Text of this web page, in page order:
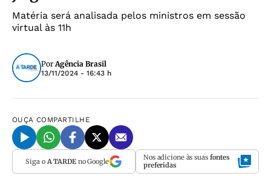
Matéria será analisada pelos ministros em sessão
virtual às 11h
PorAgência Brasil
13/11/2024 - 16:43 h
OUÇA COMPARTILHE
Siga o A TARDEno Google Nos adicione às suas fontes
preferidas